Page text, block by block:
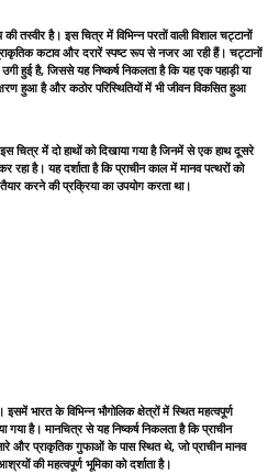
है। इस चित्र में विभिन्न परतों वाली विशाल चट्टानों
कटाव और दरारें स्पष्ट रूप से नजर आ रही हैं। चट्टानों
हुई है, जिससे यह निष्कर्ष निकलता है कि यह एक पहाड़ी या
हुआ है और कठोर परिस्थितियों में भी जीवन विकसित हुआ
में दो हाथों को दिखाया गया है जिनमें से एक हाथ दूसरे
है। यह दर्शाता है कि प्राचीन काल में मानव पत्थरों को
करने की प्रक्रिया का उपयोग करता था।
के विभिन्न भौगोलिक क्षेत्रों में स्थित महत्वपूर्ण
है। मानचित्र से यह निष्कर्ष निकलता है कि प्राचीन
और प्राकृतिक गुफाओं के पास स्थित थे, जो प्राचीन मानव
की महत्वपूर्ण भूमिका को दर्शाता है।